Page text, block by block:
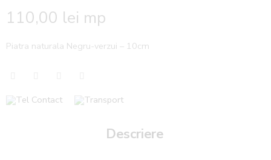
110,00 lei mp
Piatra naturala Negru-verzui – 10cm
Descriere